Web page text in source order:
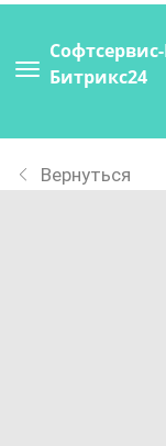
Битрикс24
Вернуться